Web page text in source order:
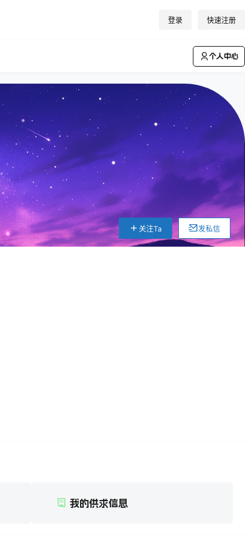
登录 快速注册
个人中心
关注Ta 发私信
我的供求信息